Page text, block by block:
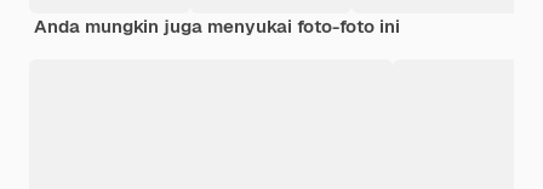
Anda mungkin juga menyukai foto-foto ini